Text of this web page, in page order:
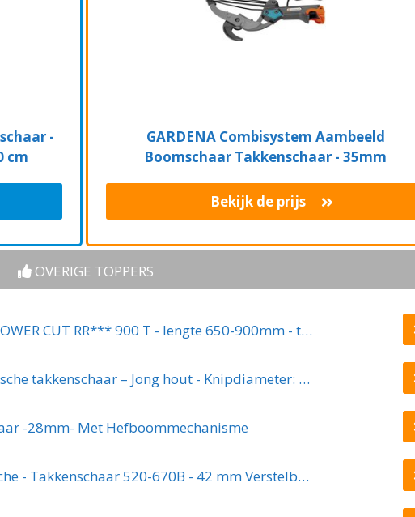
-
cm
GARDENA Combisystem Aambeeld
Boomschaar Takkenschaar - 35mm
Bekijk de prijs
OVERIGE TOPPERS
WOLF-Garten Takkenschaar POWER CUT RR*** 900 T - lengte 650-900mm - telescoop - aluminium hefboomarmen - 4x meer kracht - messpanning instelbaar
Kreator KRTGR4003 Telescopische takkenschaar – Jong hout - Knipdiameter: Ø34 mm
-28mm- Met Hefboommechanisme
GARDENA TeleCut Telescopische - Takkenschaar 520-670B - 42 mm Verstelbare Lengte